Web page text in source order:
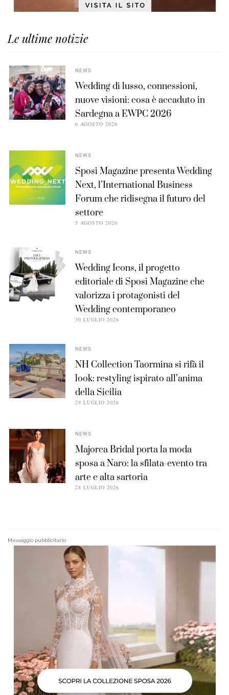
Le ultime notizie
NEWS
Wedding di lusso, connessioni,
nuove visioni: cosa è accaduto in
Sardegna a EWPC 2026
6 AGOSTO 2026
NEWS
Sposi Magazine presenta Wedding
Next, l’International Business
Forum che ridisegna il futuro del
settore
5 AGOSTO 2026
NEWS
Wedding Icons, il progetto
editoriale di Sposi Magazine che
valorizza i protagonisti del
Wedding contemporaneo
30 LUGLIO 2026
NEWS
NH Collection Taormina si rifà il
look: restyling ispirato all’anima
della Sicilia
29 LUGLIO 2026
NEWS
Majorca Bridal porta la moda
sposa a Naro: la sfilata-evento tra
arte e alta sartoria
28 LUGLIO 2026
Messaggio pubblicitario